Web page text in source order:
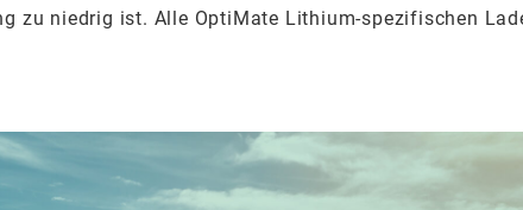
zu niedrig ist. Alle OptiMate Lithium-spezifischen